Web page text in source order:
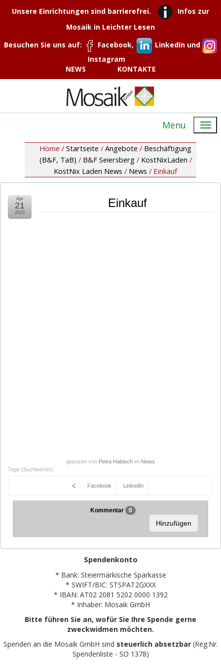
Unsere Einrichtungen sind barrierefrei.
Infos zur
Mosaik in Leichter Lesen
Besuchen Sie uns auf:
Facebook,
LinkedIn und
Instagram
NEWS
KONTAKTE
Menu
Home / Startseite / Angebote / Beschäftigung
(B&F, TaB) / B&F Seiersberg / KostNixLaden /
KostNix Laden News / News / Einkauf
Einkauf
Apr
21
2023
gepostet von Petra Habisch im News
Tags (Suchwörter):
: Facebook LinkedIn
Kommentar 0
Hinzufügen
Spendenkonto
* Bank: Steiermärkische Sparkasse
* SWIFT/BIC: STSPAT2GXXX
* IBAN: AT02 2081 5202 0000 1392
* Inhaber: Mosaik GmbH
Bitte führen Sie an, wofür Sie Ihre Spende gerne
zweckwidmen möchten.
Spenden an die Mosaik GmbH sind steuerlich absetzbar(Reg.Nr.
Spendenliste - SO 1378)